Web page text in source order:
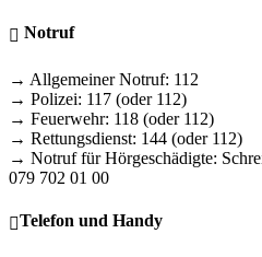
Notruf
→ Allgemeiner Notruf: 112
→ Polizei: 117 (oder 112)
→ Feuerwehr: 118 (oder 112)
→ Rettungsdienst: 144 (oder 112)
→ Notruf für Hörgeschädigte:
079 702 01 00
Telefon und Handy